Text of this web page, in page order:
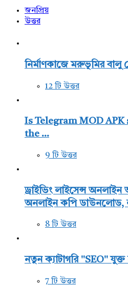
জনপ্রিয়
উত্তর
নির্মাণকাজে মরুভূমির বালু
12 টি উত্তর
Is Telegram MOD APK
the ...
9 টি উত্তর
ড্রাইভিং লাইসেন্স
অনলাইন কপি ডাউনলোড,
8 টি উত্তর
নতুন ক্যাটাগরি "SEO"
7 টি উত্তর